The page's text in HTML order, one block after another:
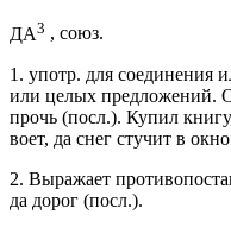
ДА3 , союз.
1. употр. для соединения
или целых предложений.
прочь (посл.). Купил
воет, да снег стучит в
2. Выражает
да дорог (посл.).